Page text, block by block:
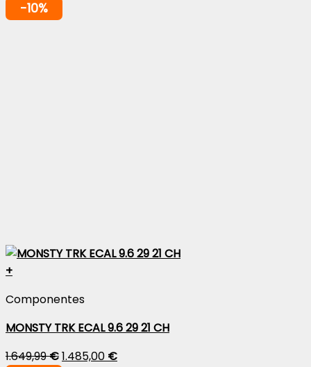
-10%
+
Componentes
MONSTY TRK ECAL 9.6 29 21 CH
1.649,99€1.485,00 €